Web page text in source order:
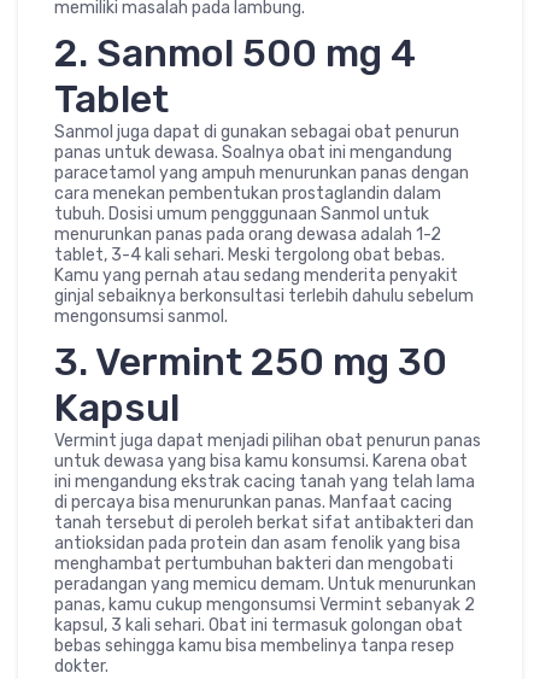
memiliki masalah pada lambung.
2. Sanmol 500 mg 4
Tablet
Sanmol juga dapat di gunakan sebagai obat penurun
panas untuk dewasa. Soalnya obat ini mengandung
paracetamol yang ampuh menurunkan panas dengan
cara menekan pembentukan prostaglandin dalam
tubuh. Dosisi umum pengggunaan Sanmol untuk
menurunkan panas pada orang dewasa adalah 1-2
tablet, 3-4 kali sehari. Meski tergolong obat bebas.
Kamu yang pernah atau sedang menderita penyakit
ginjal sebaiknya berkonsultasi terlebih dahulu sebelum
mengonsumsi sanmol.
3. Vermint 250 mg 30
Kapsul
Vermint juga dapat menjadi pilihan obat penurun panas
untuk dewasa yang bisa kamu konsumsi. Karena obat
ini mengandung ekstrak cacing tanah yang telah lama
di percaya bisa menurunkan panas. Manfaat cacing
tanah tersebut di peroleh berkat sifat antibakteri dan
antioksidan pada protein dan asam fenolik yang bisa
menghambat pertumbuhan bakteri dan mengobati
peradangan yang memicu demam. Untuk menurunkan
panas, kamu cukup mengonsumsi Vermint sebanyak 2
kapsul, 3 kali sehari. Obat ini termasuk golongan obat
bebas sehingga kamu bisa membelinya tanpa resep
dokter.